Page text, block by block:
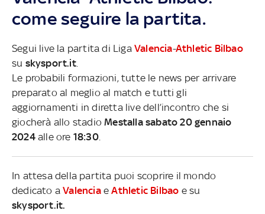
come seguire la partita.
Segui live la partita di Liga Valencia-Athletic Bilbao
su skysport.it.
Le probabili formazioni, tutte le news per arrivare
preparato al meglio al match e tutti gli
aggiornamenti in diretta live dell’incontro che si
giocherà allo stadioMestalla sabato 20 gennaio
2024alle ore 18:30.
In attesa della partita puoi scoprire il mondo
dedicato aValenciaeAthletic Bilbao e su
skysport.it.